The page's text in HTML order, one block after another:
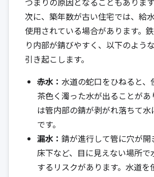
次に、築年数が古い住宅では、給
使用されている場合があります。
り内部が錆びやすく、以下のよう
引き起こします。
赤水： 水道の蛇口をひねると、
茶色く濁った水が出ることがあ
は管内部の錆が剥がれ落ちて水
です。
漏水： 錆が進行して管に穴が開
床下など、目に見えない場所で
するリスクがあります。水道を